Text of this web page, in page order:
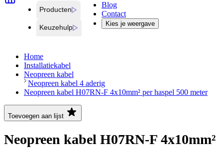
Producten
Keuzehulp
Blog
Contact
Kies je weergave
Home
Installatiekabel
Neopreen kabel
Neopreen kabel 4 aderig
Neopreen kabel H07RN-F 4x10mm² per haspel 500 meter
Toevoegen aan lijst
Neopreen kabel H07RN-F 4x10mm²